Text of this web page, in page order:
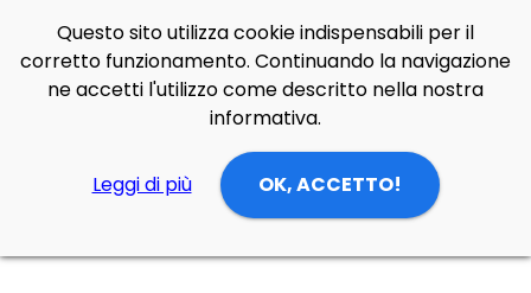
Side Navigation CercaContatti
Login
Prodotti Lampade Tavolo
Lampada da tavolo Dioscuri 42 di Artemide in vetro soffiato, policarbonato, acciaio
Questo sito utilizza cookie indispensabili per il
corretto funzionamento. Continuando la navigazione
ne accetti l'utilizzo come descritto nella nostra
informativa.
Leggi di più OK, ACCETTO!